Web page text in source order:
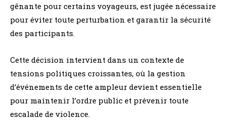
gênante pour certains voyageurs, est jugée nécessaire
pour éviter toute perturbation et garantir la sécurité
des participants.
Cette décision intervient dans un contexte de
tensions politiques croissantes, où la gestion
d’événements de cette ampleur devient essentielle
pour maintenir l’ordre public et prévenir toute
escalade de violence.